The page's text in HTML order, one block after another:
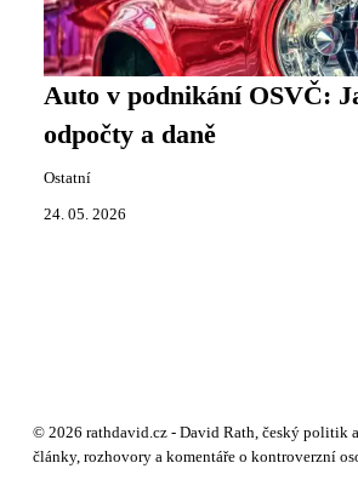
Auto v podnikání OSVČ:
odpočty a daně
Ostatní
24. 05. 2026
© 2026 rathdavid.cz - David Rath, český politik
články, rozhovory a komentáře o kontroverzní